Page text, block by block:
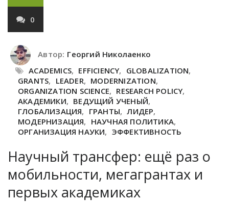
0
Автор: Георгий Николаенко
ACADEMICS, EFFICIENCY, GLOBALIZATION,
GRANTS, LEADER, MODERNIZATION,
ORGANIZATION SCIENCE, RESEARCH POLICY,
АКАДЕМИКИ, ВЕДУЩИЙ УЧЕНЫЙ,
ГЛОБАЛИЗАЦИЯ, ГРАНТЫ, ЛИДЕР,
МОДЕРНИЗАЦИЯ, НАУЧНАЯ ПОЛИТИКА,
ОРГАНИЗАЦИЯ НАУКИ, ЭФФЕКТИВНОСТЬ
Научный трансфер: ещё раз о
мобильности, мегагрантах и
первых академиках